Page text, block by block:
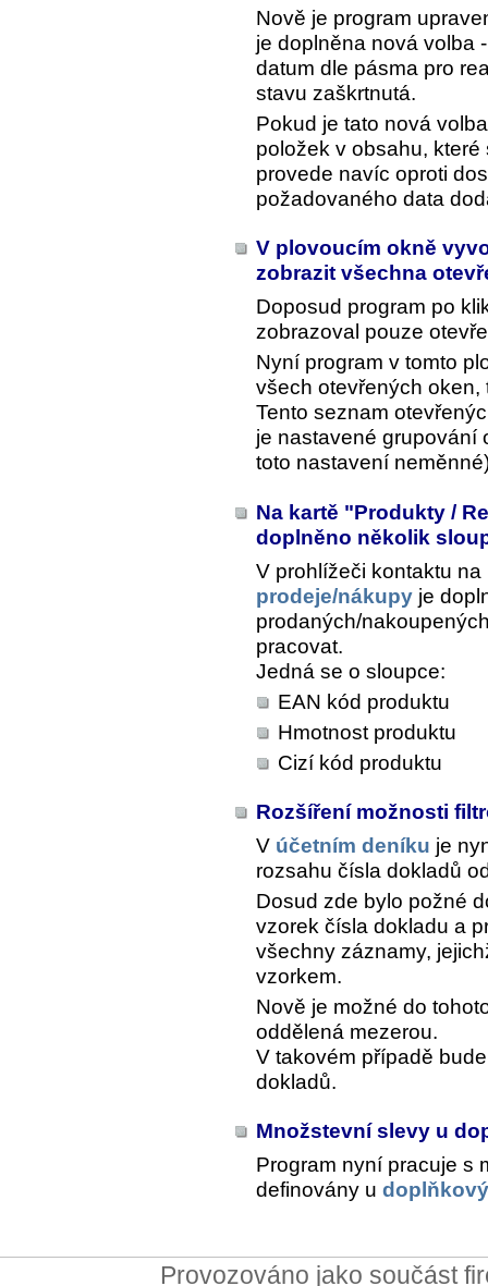
Nově je program
je doplněna nová volba
datum dle pásma pro
stavu zaškrtnutá.
Pokud je tato nová
položek v obsahu,
provede navíc oproti
požadovaného data
V plovoucím okně
zobrazit všechna
Doposud program po
zobrazoval pouze
Nyní program v tomto
všech otevřených
Tento seznam
je nastavené grupování
toto nastavení
Na kartě "Produkty /
doplněno několik
V prohlížeči kontaktu
prodeje/nákupy je
prodaných/
pracovat.
Jedná se o sloupce:
EAN kód produktu
Hmotnost produktu
Cizí kód produktu
Rozšíření možnosti
V účetním deníku je
rozsahu čísla dokladů
Dosud zde bylo požné
vzorek čísla dokladu a
všechny záznamy,
vzorkem.
Nově je možné do
oddělená mezerou.
V takovém případě
dokladů.
Množstevní slevy u
Program nyní pracuje s
definovány u
Provozováno jako součást